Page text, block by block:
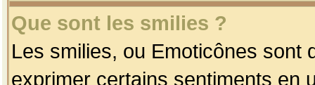
Que sont les smilies ?
Les smilies, ou Emoticônes sont
exprimer certains sentiments en